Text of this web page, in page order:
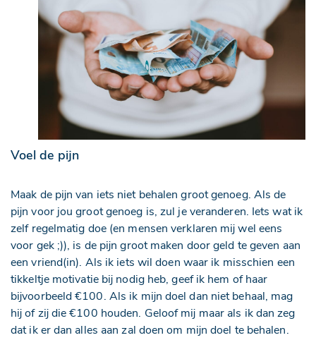
Voel de pijn
Maak de pijn van iets niet behalen groot genoeg. Als de
pijn voor jou groot genoeg is, zul je veranderen. Iets wat ik
zelf regelmatig doe (en mensen verklaren mij wel eens
voor gek ;)), is de pijn groot maken door geld te geven aan
een vriend(in). Als ik iets wil doen waar ik misschien een
tikkeltje motivatie bij nodig heb, geef ik hem of haar
bijvoorbeeld €100. Als ik mijn doel dan niet behaal, mag
hij of zij die €100 houden. Geloof mij maar als ik dan zeg
dat ik er dan alles aan zal doen om mijn doel te behalen.